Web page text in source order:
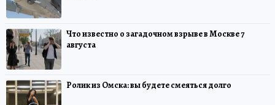
Что известно о загадочном взрыве в Москве 7
августа
Ролик из Омска: вы будете смеяться долго